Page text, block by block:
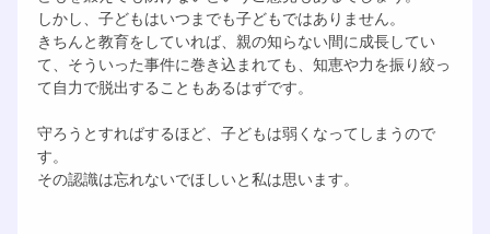
しかし、子どもはいつまでも子どもではありません。
きちんと教育をしていれば、親の知らない間に成長してい
て、そういった事件に巻き込まれても、知恵や力を振り絞っ
て自力で脱出することもあるはずです。
守ろうとすればするほど、子どもは弱くなってしまうので
す。
その認識は忘れないでほしいと私は思います。